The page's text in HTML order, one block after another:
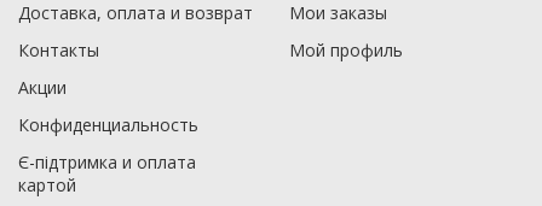
Доставка, оплата и возврат
Контакты
Акции
Конфиденциальность
Є-підтримка и оплата
картой
Мои заказы
Мой профиль